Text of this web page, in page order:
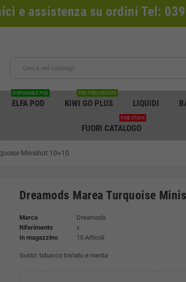
e assistenza su ordini Tel:
ELFA POD
DISPOSABLE POD
KIWI GO PLUS
POD PRECARICATE
LIQUIDI
FUORI CATALOGO
FINE STOCK
Minishot 10+10
Dreamods Marea Turquoise
Marca
Dreamods
Riferimento
v
In magazzino
10 Articoli
Gusto: tabacco tostato e menta